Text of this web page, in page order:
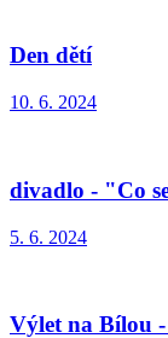
Den dětí
10. 6. 2024
divadlo - "Co
5. 6. 2024
Výlet na Bílou